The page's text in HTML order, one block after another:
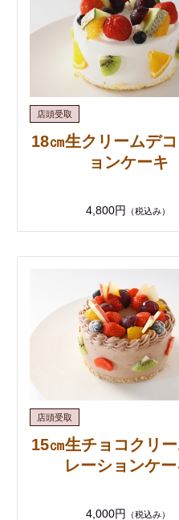
18㎝生クリームデ
ョンケーキ
4,800円 （税込み）
15㎝生チョコクリ
レーションケ
4,000円 （税込み）